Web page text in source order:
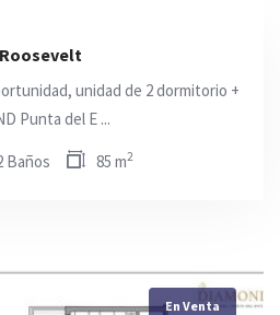
unidad de 2 dormitorio +
Punta del E ...
Baños 85 m2
En Venta
En Venta
En Venta